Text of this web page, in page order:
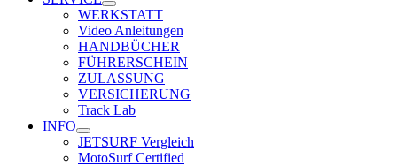
WERKSTATT
Video Anleitungen
HANDBÜCHER
FÜHRERSCHEIN
ZULASSUNG
VERSICHERUNG
Track Lab
INFO
JETSURF Vergleich
MotoSurf Certified